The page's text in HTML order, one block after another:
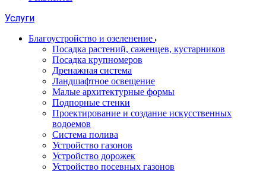
Услуги
Благоустройство и озеленение
Посадка растений, саженцев, кустарников
Посадка крупномеров
Дренажная система
Ландшафтное освещение
Малые архитектурные формы
Подпорные стенки
Проектирование и создание искусственных
водоемов
Система полива
Устройство газонов
Устройство дорожек
Устройство посевных газонов